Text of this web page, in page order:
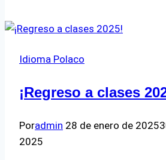
Copa
Idioma Polaco
¡Regreso a clases
Poradmin 28 de enero de 2025
2025